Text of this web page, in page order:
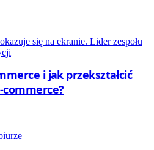
i jak przekształcić